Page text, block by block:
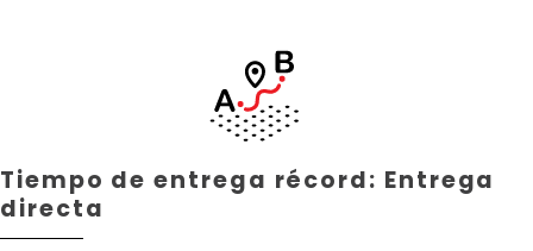
Tiempo de entrega récord: Entrega
directa